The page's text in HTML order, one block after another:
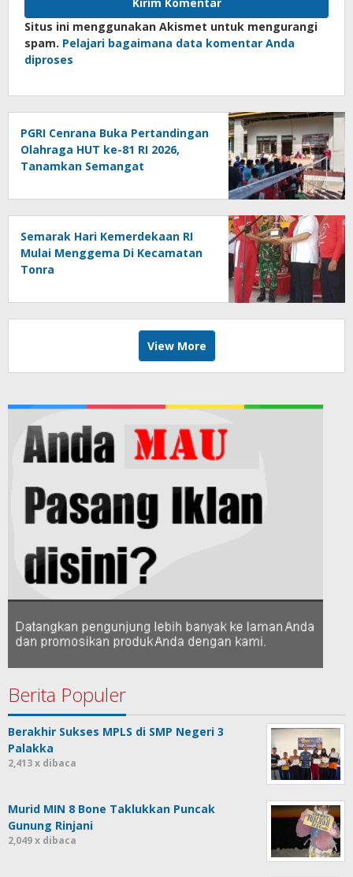
Situs ini menggunakan Akismet untuk mengurangi
spam. Pelajari bagaimana data komentar Anda
diproses
PGRI Cenrana Buka Pertandingan
Olahraga HUT ke-81 RI 2026,
Tanamkan Semangat
Semarak Hari Kemerdekaan RI
Mulai Menggema Di Kecamatan
Tonra
View More
Berita Populer
Berakhir Sukses MPLS di SMP Negeri 3
Palakka
2,413 x dibaca
Murid MIN 8 Bone Taklukkan Puncak
Gunung Rinjani
2,049 x dibaca